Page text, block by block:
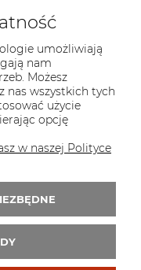
899
umożliwiają
nam
Możesz
nas wszystkich tych
użycie
opcję
w naszej Polityce